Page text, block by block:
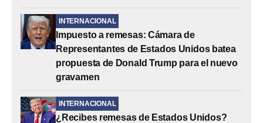
INTERNACIONAL
Impuesto a remesas: Cámara de
Representantes de Estados Unidos batea
propuesta de Donald Trump para el nuevo
gravamen
INTERNACIONAL
¿Recibes remesas de Estados Unidos?